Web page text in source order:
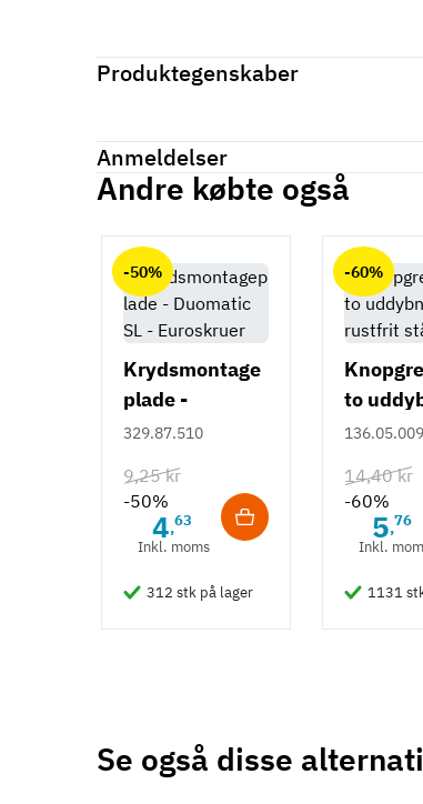
Produktegenskaber
På lager 67 Varer
Anmeldelser
Andre købte også
-50%
Krydsmontage
plade -
Duomatic SL -
329.87.510
9,25 kr
-50%
4,63
Inkl. moms
312 stk på lager
-60%
to
- rustfrit
136.05.009
14,40 kr
-60%
5,76
Inkl.
1131
Se også disse